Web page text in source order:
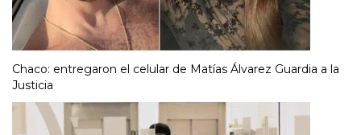
Chaco: entregaron el celular de Matías Álvarez Guardia a la
Justicia